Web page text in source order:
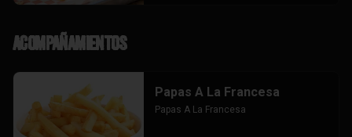
Acompañamientos
Papas A La Francesa
Papas A La Francesa